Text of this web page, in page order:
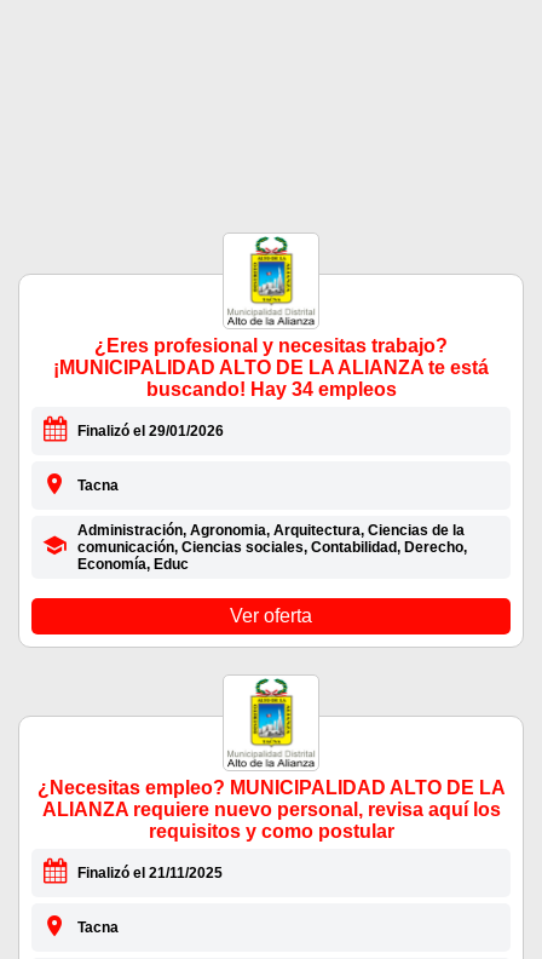
¿Eres profesional y necesitas trabajo?
¡MUNICIPALIDAD ALTO DE LA ALIANZA te está
buscando! Hay 34 empleos
Finalizó el 29/01/2026
Tacna
Administración, Agronomia, Arquitectura, Ciencias de la
comunicación, Ciencias sociales, Contabilidad, Derecho,
Economía, Educ
Ver oferta
¿Necesitas empleo? MUNICIPALIDAD ALTO DE LA
ALIANZA requiere nuevo personal, revisa aquí los
requisitos y como postular
Finalizó el 21/11/2025
Tacna